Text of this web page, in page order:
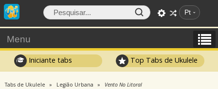
Pt
Menu
Iniciante tabs Top Tabs de Ukulele
Tabs de Ukulele Legião Urbana Vento No Litoral